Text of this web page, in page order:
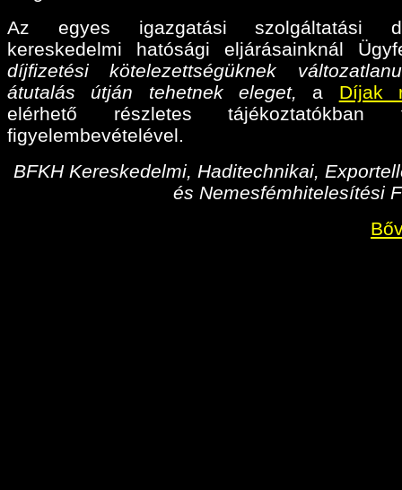
Az egyes igazgatási szolgáltatási
kereskedelmi hatósági eljárásainknál
díjfizetési kötelezettségüknek
átutalás útján tehetnek eleget, a Díjak
elérhető részletes tájékoztatókban
figyelembevételével.
BFKH Kereskedelmi, Haditechnikai,
és Nemesfémhitelesítési